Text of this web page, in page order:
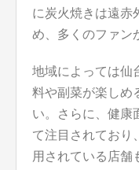
に炭火焼きは遠赤
め、多くのファン
地域によっては仙
料や副菜が楽しめ
い。さらに、健康
て注目されており
用されている店舗